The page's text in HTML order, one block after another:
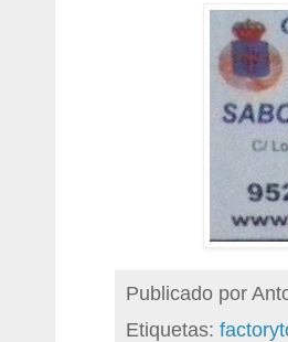
Publicado por
Etiquetas: